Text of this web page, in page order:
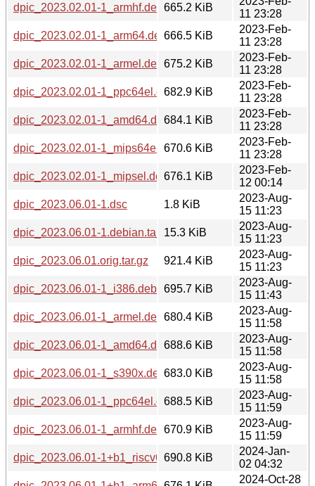
dpic_2023.02.01-1_armhf.deb 665.2 KiB
11 23:28
dpic_2023.02.01-1_arm64.deb666.5 KiB
2023-Feb-
11 23:28
dpic_2023.02.01-1_armel.deb 675.2 KiB
2023-Feb-
11 23:28
dpic_2023.02.01-1_ppc64el.deb682.9 KiB
2023-Feb-
11 23:28
dpic_2023.02.01-1_amd64.deb684.1 KiB
2023-Feb-
11 23:28
dpic_2023.02.01-1_mips64el.deb670.6 KiB
2023-Feb-
11 23:28
dpic_2023.02.01-1_mipsel.deb676.1 KiB
2023-Feb-
12 00:14
dpic_2023.06.01-1.dsc
1.8 KiB
2023-Aug-
15 11:23
dpic_2023.06.01-1.debian.tar.xz15.3 KiB
2023-Aug-
15 11:23
dpic_2023.06.01.orig.tar.gz
921.4 KiB
2023-Aug-
15 11:23
dpic_2023.06.01-1_i386.deb 695.7 KiB
2023-Aug-
15 11:43
dpic_2023.06.01-1_armel.deb 680.4 KiB
2023-Aug-
15 11:58
dpic_2023.06.01-1_amd64.deb688.6 KiB
2023-Aug-
15 11:58
dpic_2023.06.01-1_s390x.deb683.0 KiB
2023-Aug-
15 11:58
dpic_2023.06.01-1_ppc64el.deb688.5 KiB
2023-Aug-
15 11:59
dpic_2023.06.01-1_armhf.deb 670.9 KiB
2023-Aug-
15 11:59
dpic_2023.06.01-1+b1_riscv64.deb
690.8 KiB
2024-Jan-
02 04:32
2024-Oct-28